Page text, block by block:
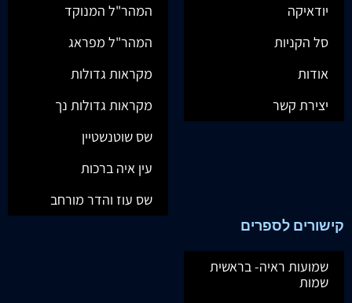
יודאיקה
סל הקניות
אודות
יצירת קשר
המהר"ל המנוקד
המהר"ל מפראג
מקראות גדולות
מקראות גדולות נך
שס שוטנשטיין
עין איה ברכות
שס עוז והדר מורחב
קישורים לספרים
שמועות ראיה- בראשית
שמות